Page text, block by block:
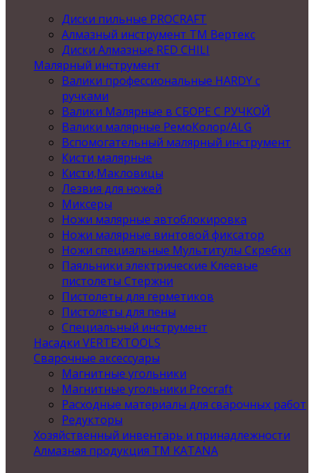
Диски пильные PROCRAFT
Алмазный инструмент ТМ Вертекс
Диски Алмазные RED CHILI
Малярный инструмент
Валики профессиональные HARDY с
ручками
Валики Малярные в СБОРЕ С РУЧКОЙ
Валики малярные РемоКолор/ALG
Вспомогательный малярный инструмент
Кисти малярные
Кисти,Макловицы
Лезвия для ножей
Миксеры
Ножи малярные автоблокировка
Ножи малярные винтовой фиксатор
Ножи специальные Мультитулы Скребки
Паяльники электрические Клеевые
пистолеты Стержни
Пистолеты для герметиков
Пистолеты для пены
Специальный инструмент
Насадки VERTEXTOOLS
Сварочные аксессуары
Магнитные угольники
Магнитные угольники Procraft
Расходные материалы для сварочных работ
Редукторы
Хозяйственный инвентарь и принадлежности
Алмазная продукция ТМ KATANA